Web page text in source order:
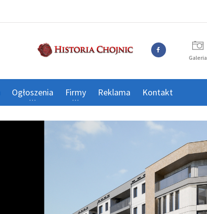
Galeria
Ogłoszenia Firmy Reklama Kontakt